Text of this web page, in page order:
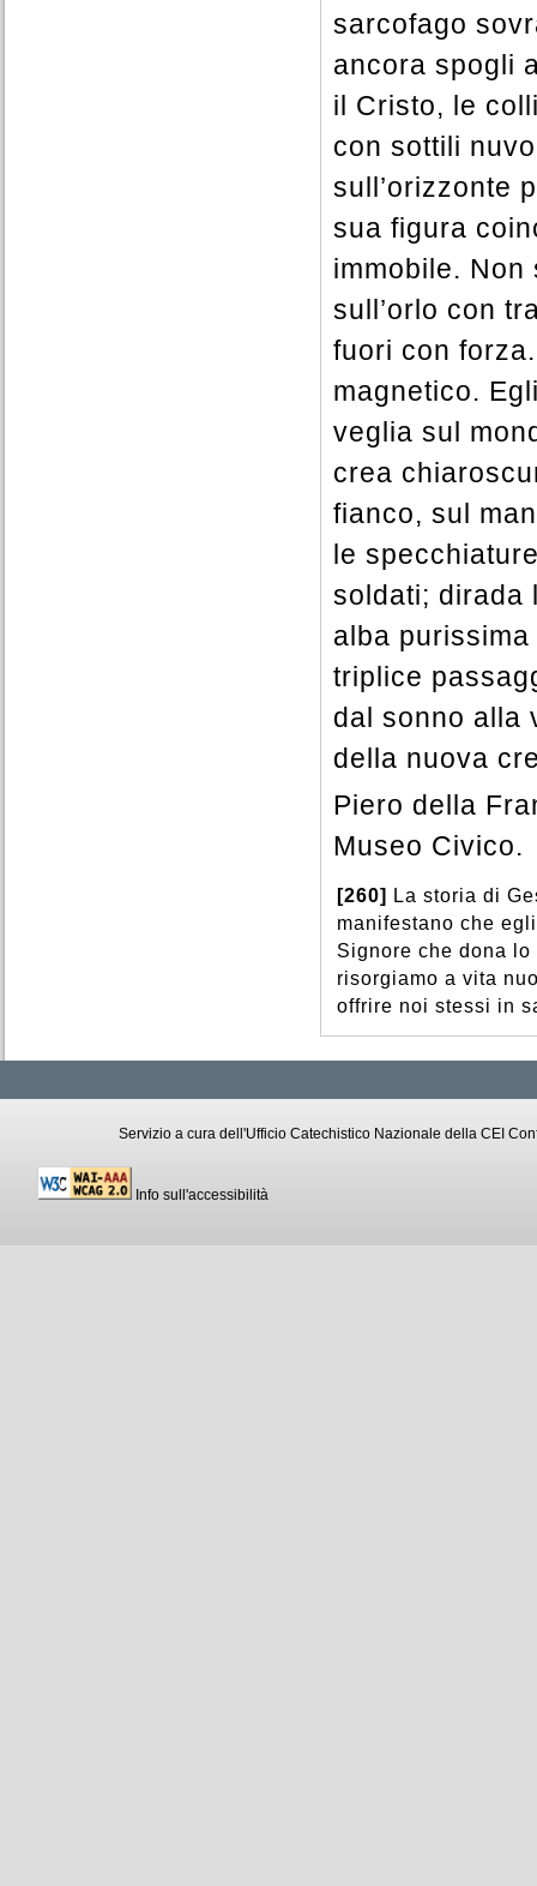
sarcofago
ancora spogli
il Cristo, le
con sottili
sull’orizzonte
sua figura
immobile.
sull’orlo con
fuori con
magnetico.
veglia sul
crea
fianco, sul
le
soldati; dirada
alba
triplice
dal sonno alla
della nuova
Piero della
Museo Civico.
[260]
La storia di
manifestano che
Signore che dona
risorgiamo a vita
offrire noi stessi in
Servizio a cura dell'Ufficio Catechistico Nazionale della CEI
Info sull'accessibilità